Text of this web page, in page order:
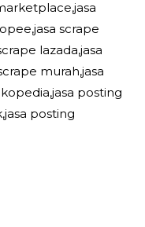
scrape
lazada,jasa
murah,jasa
posting
posting